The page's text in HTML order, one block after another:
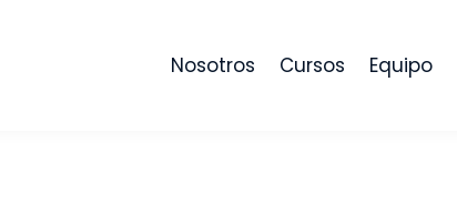
Nosotros Cursos Equipo